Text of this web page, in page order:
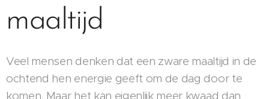
maaltijd
Veel mensen denken dat een zware maaltijd in de
ochtend hen energie geeft om de dag door te
komen. Maar het kan eigenlijk meer kwaad dan